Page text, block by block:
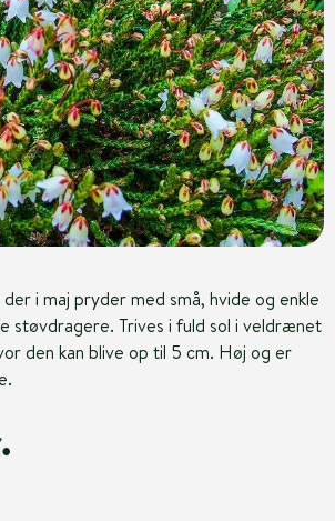
i maj pryder med små, hvide og enkle
støvdragere. Trives i fuld sol i veldrænet
den kan blive op til 5 cm. Høj og er